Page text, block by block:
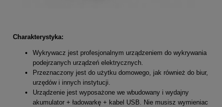
Charakterystyka:
Wykrywacz jest profesjonalnym urządzeniem do wykrywania
podejrzanych urządzeń elektrycznych.
Przeznaczony jest do użytku domowego, jak również do biur,
urzędów i innych instytucji.
Urządzenie jest wyposażone we wbudowany i wydajny
akumulator + ładowarkę + kabel USB. Nie musisz wymieniac